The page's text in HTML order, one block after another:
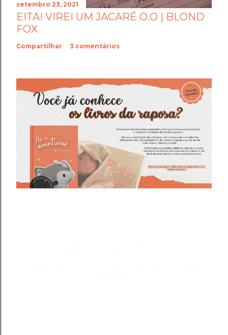
setembro 23, 2021
EITA! VIREI UM JACARÉ O.O | BLOND
FOX
Compartilhar 3 comentários